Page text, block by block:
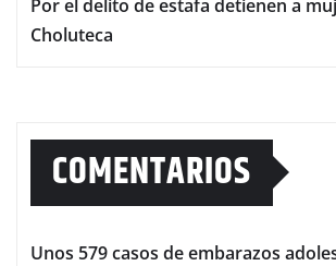
Por el delito de estafa detienen a
Choluteca
COMENTARIOS
Unos 579 casos de embarazos